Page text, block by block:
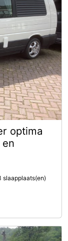
optima
slaapplaats(en)